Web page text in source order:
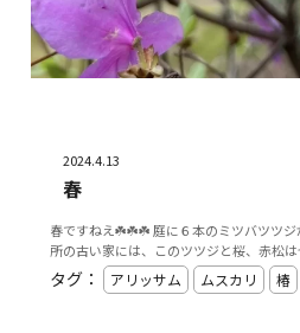
2024.4.13
春
春ですねえ☘️☘️☘️ 庭に６本のミツバツツジ
所の古い家には、このツツジと桜、赤松
タグ： アリッサム ムスカリ 椿